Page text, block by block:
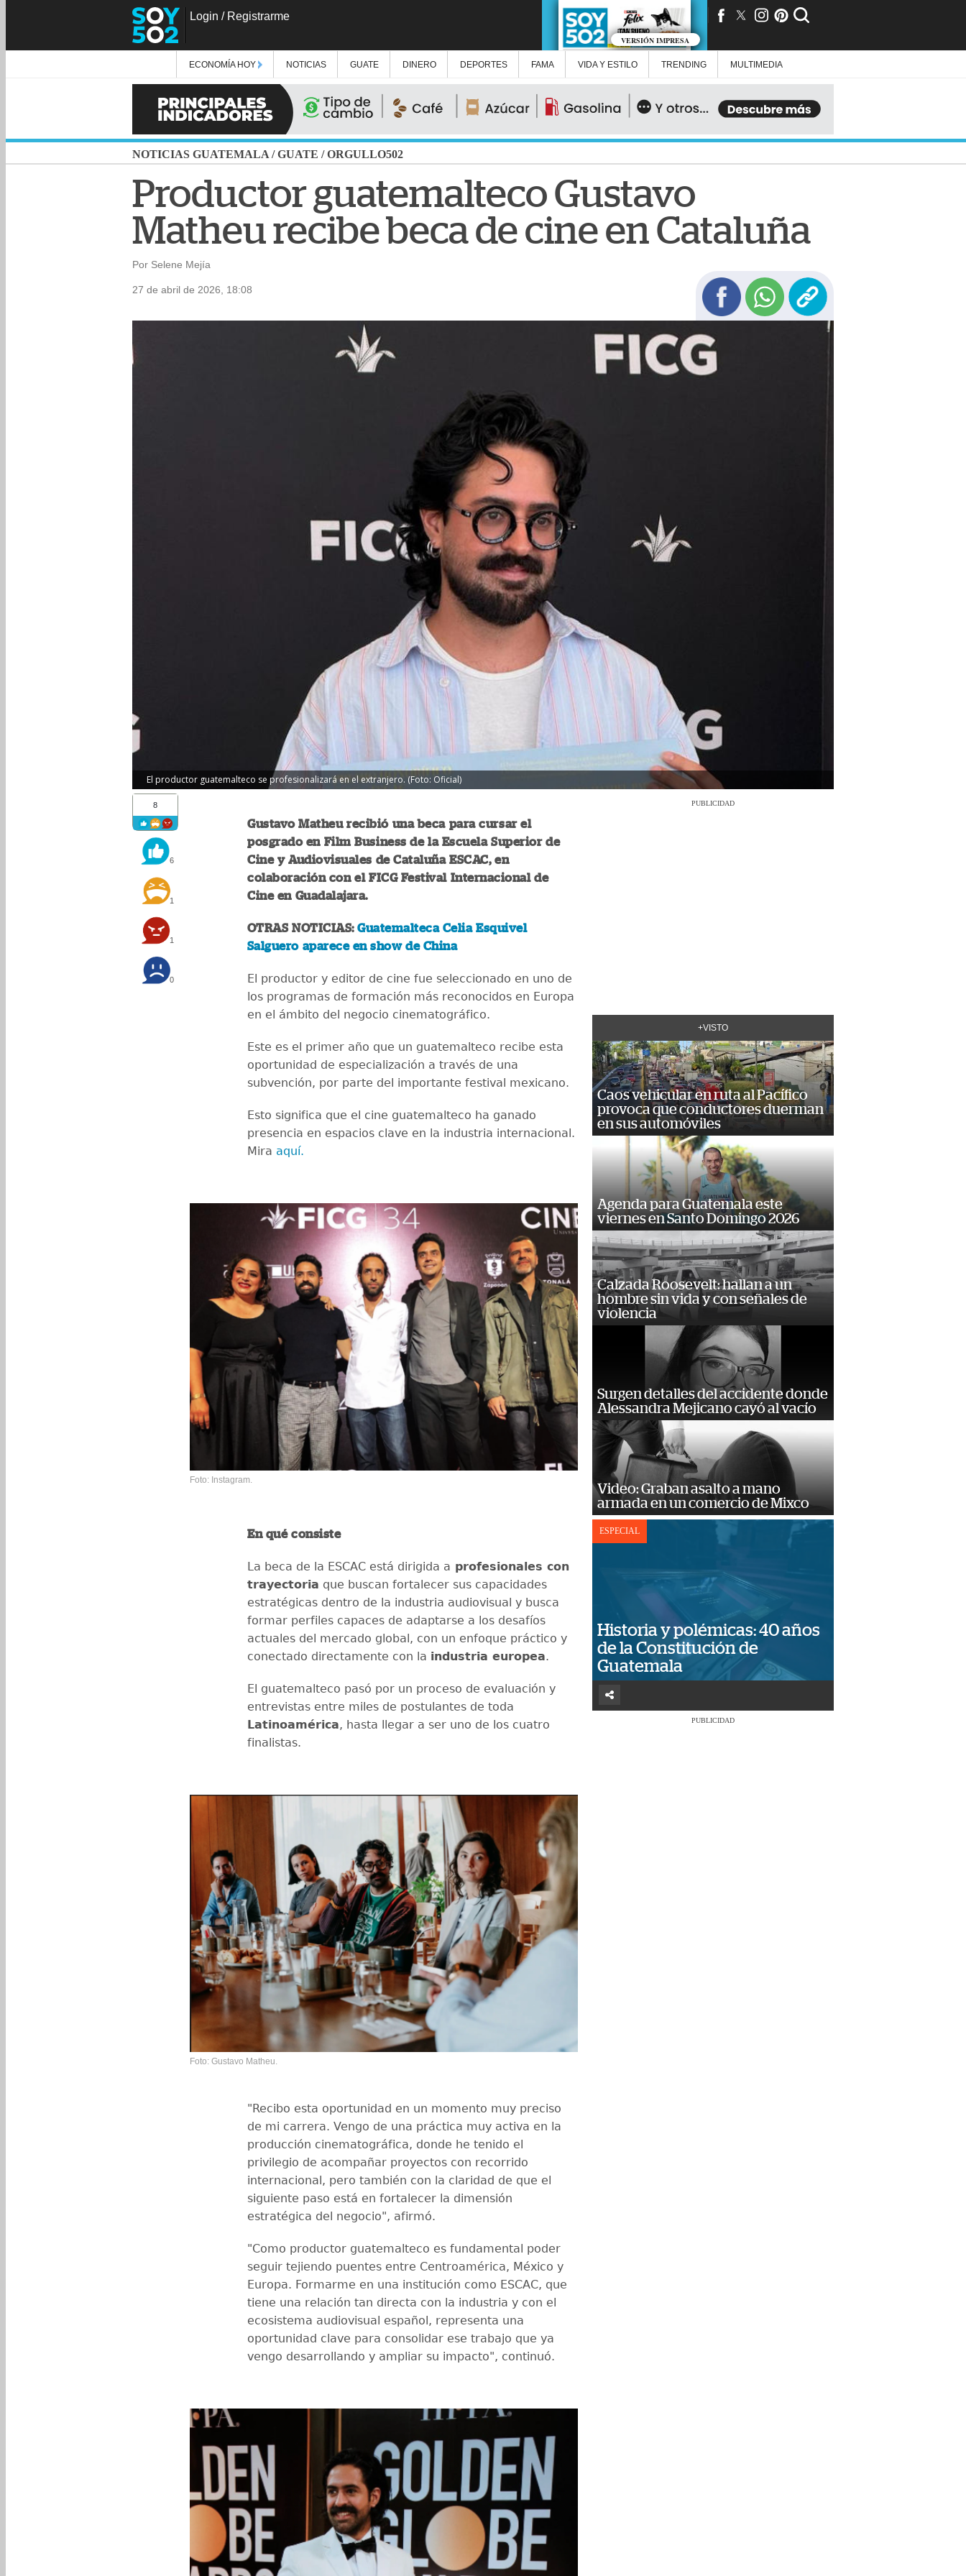
Login / Registrarme
VERSIÓN IMPRESA
ECONOMÍA HOY NOTICIAS GUATE DINERO DEPORTES FAMA VIDA Y ESTILO TRENDING MULTIMEDIA
NOTICIAS GUATEMALA /GUATE /ORGULLO502
Productor guatemalteco Gustavo
Matheu recibe beca de cine en Cataluña
Por Selene Mejía
27 de abril de 2026, 18:08
El productor guatemalteco se profesionalizará en el extranjero. (Foto: Oficial)
8
6
1
1
0
Gustavo Matheu recibió una beca para cursar el
posgrado en Film Business de la Escuela Superior de
Cine y Audiovisuales de Cataluña ESCAC, en
colaboración con el FICG Festival Internacional de
Cine en Guadalajara.
OTRAS NOTICIAS:Guatemalteca Celia Esquivel
Salguero aparece en show de China
El productor y editor de cine fue seleccionado en uno de
los programas de formación más reconocidos en Europa
en el ámbito del negocio cinematográfico.
Este es el primer año que un guatemalteco recibe esta
oportunidad de especialización a través de una
subvención, por parte del importante festival mexicano.
Esto significa que el cine guatemalteco ha ganado
presencia en espacios clave en la industria internacional.
Mira aquí.
Foto: Instagram.
En qué consiste
La beca de la ESCAC está dirigida a profesionales con
trayectoria que buscan fortalecer sus capacidades
estratégicas dentro de la industria audiovisual y busca
formar perfiles capaces de adaptarse a los desafíos
actuales del mercado global, con un enfoque práctico y
conectado directamente con la industria europea.
El guatemalteco pasó por un proceso de evaluación y
entrevistas entre miles de postulantes de toda
Latinoamérica, hasta llegar a ser uno de los cuatro
finalistas.
Foto: Gustavo Matheu.
"Recibo esta oportunidad en un momento muy preciso
de mi carrera. Vengo de una práctica muy activa en la
producción cinematográfica, donde he tenido el
privilegio de acompañar proyectos con recorrido
internacional, pero también con la claridad de que el
siguiente paso está en fortalecer la dimensión
estratégica del negocio", afirmó.
"Como productor guatemalteco es fundamental poder
seguir tejiendo puentes entre Centroamérica, México y
Europa. Formarme en una institución como ESCAC, que
tiene una relación tan directa con la industria y con el
ecosistema audiovisual español, representa una
oportunidad clave para consolidar ese trabajo que ya
vengo desarrollando y ampliar su impacto", continuó.
PUBLICIDAD
+VISTO
Caos vehicular en ruta al Pacífico
provoca que conductores duerman
en sus automóviles
Agenda para Guatemala este
viernes en Santo Domingo 2026
Calzada Roosevelt: hallan a un
hombre sin vida y con señales de
violencia
Surgen detalles del accidente donde
Alessandra Mejicano cayó al vacío
Video: Graban asalto a mano
armada en un comercio de Mixco
ESPECIAL
Historia y polémicas: 40 años
de la Constitución de
Guatemala
PUBLICIDAD